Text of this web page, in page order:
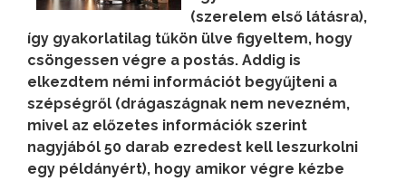
(szerelem első látásra),
így gyakorlatilag tűkön ülve figyeltem, hogy
csöngessen végre a postás. Addig is
elkezdtem némi információt begyűjteni a
szépségről (drágaszágnak nem nevezném,
mivel az előzetes információk szerint
nagyjából 50 darab ezredest kell leszurkolni
egy példányért), hogy amikor végre kézbe